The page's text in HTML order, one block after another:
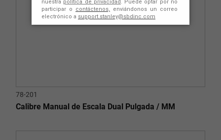
78-201
Calibre Manual de Escala Dual Pulgada / MM